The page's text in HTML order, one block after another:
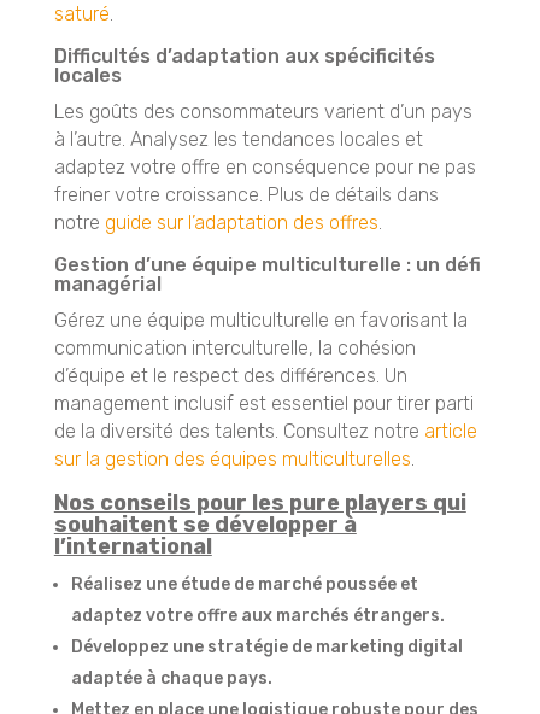
saturé
Difficultés d’adaptation aux spécificités
locales
Les goûts des consommateurs varient d’un pays
à l’autre. Analysez les tendances locales et
adaptez votre offre en conséquence pour ne pas
freiner votre croissance. Plus de détails dans
notre guide sur l’adaptation des offres
Gestion d’une équipe multiculturelle : un défi
managérial
Gérez une équipe multiculturelle en favorisant la
communication interculturelle, la cohésion
d’équipe et le respect des différences. Un
management inclusif est essentiel pour tirer parti
de la diversité des talents. Consultez notre article
sur la gestion des équipes multiculturelles
Nos conseils pour les pure players qui
souhaitent se développer à
l’international
Réalisez une étude de marché poussée et
adaptez votre offre aux marchés étrangers.
Développez une stratégie de marketing digital
adaptée à chaque pays.
Mettez en place une logistique robuste pour des